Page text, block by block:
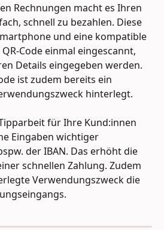
Rechnungen macht es Ihren
schnell zu bezahlen. Diese
und eine kompatible
Code einmal eingescannt,
Details eingegeben werden.
ist zudem bereits ein
hinterlegt.
für Ihre Kund:innen
Eingaben wichtiger
der IBAN. Das erhöht die
schnellen Zahlung. Zudem
Verwendungszweck die